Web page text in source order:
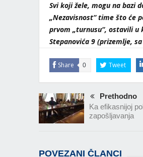
Svi koji žele, mogu na bazi
„Nezavisnost“ time što će
prvom „turnusu“, ostavili u
Stepanovića 9 (prizemlje,
Share 0 Tweet
Prethodno
Ka efikasnijoj
zapošljavanja
POVEZANI ČLANCI